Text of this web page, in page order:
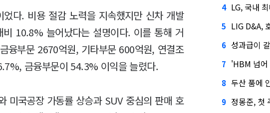
다. 비용 절감 노력을 지속했지만 신차 개발
10.8% 늘어났다는 설명이다. 이를 통해 거
융부문 2670억원, 기타부문 600억원, 연결조
금융부문이 54.3% 이익을 늘렸다.
미국공장 가동률 상승과 SUV 중심의 판매 호
4 LG, 국내 최
5 LIG D&A,
6 성과급이 갈라
7 'HBM 넘어 HBF
8 두산 품에 안긴
9 정몽준, 첫